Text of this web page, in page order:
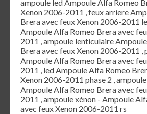
ampoule led Ampoule Alfa Romeo
Xenon 2006-2011 , feux arriere
Brera avec feux Xenon 2006-2011
Ampoule Alfa Romeo Brera avec
2011 , ampoule lenticulaire
Brera avec feux Xenon 2006-2011 ,
Ampoule Alfa Romeo Brera avec
2011 , led Ampoule Alfa Romeo
Xenon 2006-2011 phase 2 ,
Ampoule Alfa Romeo Brera avec
2011 , ampoule xénon - Ampoule
avec feux Xenon 2006-2011 rs